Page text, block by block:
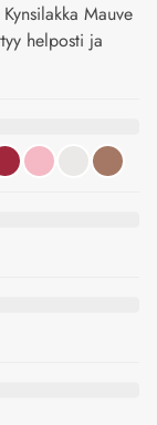
Mauve
helposti ja